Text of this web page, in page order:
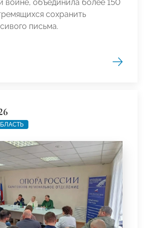
войне, объединила более 150
сохранить
письма.